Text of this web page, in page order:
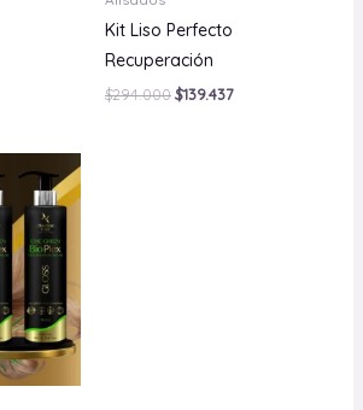
Kit Liso Perfecto
Recuperación
$294.000$139.437